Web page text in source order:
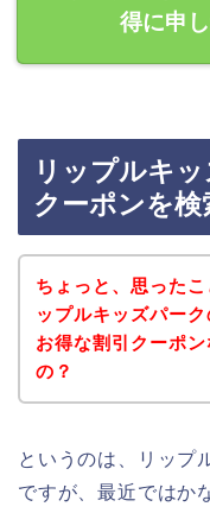
得に申
リップルキ
クーポンを検
ちょっと、思った
ップルキッズパー
お得な割引クーポ
の？
というのは、リップ
ですが、最近ではか